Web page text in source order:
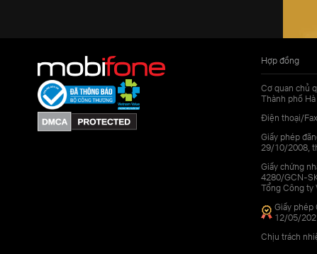
Hợp đồng
Cơ quan chủ
Thành phố Hà
Điện thoại/
Giấy phép
29/10/2008,
Giấy chứng
4280/GCN-
Tổng Công ty
Giấy phép
12/05/
Chịu trách